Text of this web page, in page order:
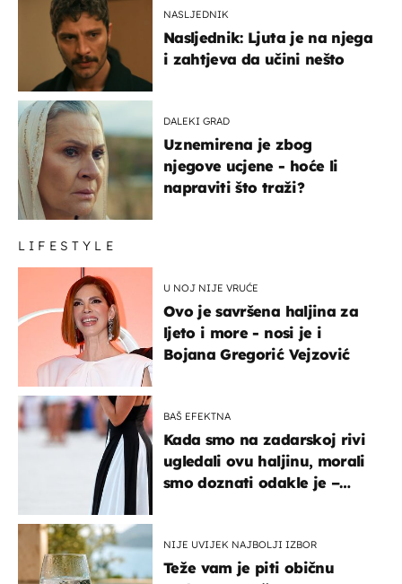
NASLJEDNIK
Nasljednik: Ljuta je na njega
i zahtjeva da učini nešto
DALEKI GRAD
Uznemirena je zbog
njegove ucjene - hoće li
napraviti što traži?
LIFESTYLE
U NOJ NIJE VRUĆE
Ovo je savršena haljina za
ljeto i more - nosi je i
Bojana Gregorić Vejzović
BAŠ EFEKTNA
Kada smo na zadarskoj rivi
ugledali ovu haljinu, morali
smo doznati odakle je –
NIJE UVIJEK NAJBOLJI IZBOR
Teže vam je piti običnu